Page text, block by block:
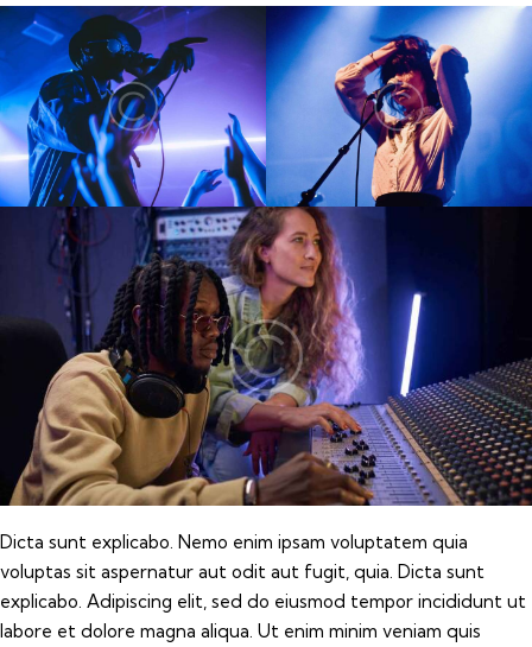
Dicta sunt explicabo. Nemo enim ipsam voluptatem quia
voluptas sit aspernatur aut odit aut fugit, quia. Dicta sunt
explicabo. Adipiscing elit, sed do eiusmod tempor incididunt ut
labore et dolore magna aliqua. Ut enim minim veniam quis